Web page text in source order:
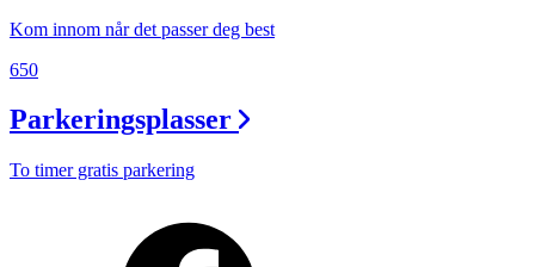
Kom innom når det passer deg best
650
Parkeringsplasser
To timer gratis parkering